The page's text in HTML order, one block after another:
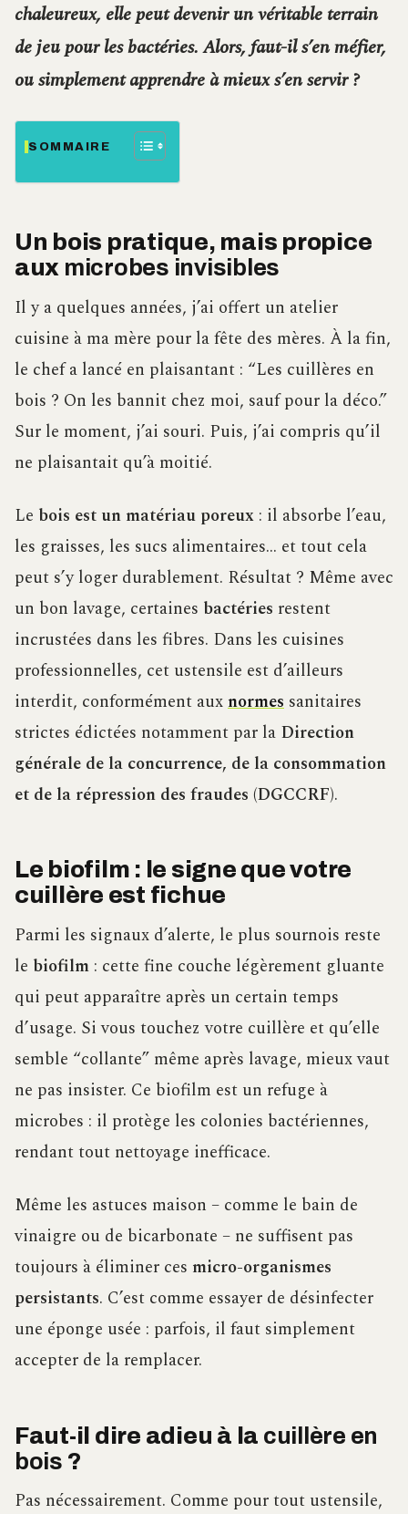
chaleureux, elle peut devenir un véritable terrain
de jeu pour les bactéries. Alors, faut-il s’en méfier,
ou simplement apprendre à mieux s’en servir ?
SOMMAIRE
Un bois pratique, mais propice
aux microbes invisibles
Il y a quelques années, j’ai offert un atelier
cuisine à ma mère pour la fête des mères. À la fin,
le chef a lancé en plaisantant : “Les cuillères en
bois ? On les bannit chez moi, sauf pour la déco.”
Sur le moment, j’ai souri. Puis, j’ai compris qu’il
ne plaisantait qu’à moitié.
Le bois est un matériau poreux : il absorbe l’eau,
les graisses, les sucs alimentaires… et tout cela
peut s’y loger durablement. Résultat ? Même avec
un bon lavage, certaines bactéries restent
incrustées dans les fibres. Dans les cuisines
professionnelles, cet ustensile est d’ailleurs
interdit, conformément auxnormes sanitaires
strictes édictées notamment par la Direction
générale de la concurrence, de la consommation
et de la répression des fraudes (DGCCRF).
Le biofilm : le signe que votre
cuillère est fichue
Parmi les signaux d’alerte, le plus sournois reste
le biofilm : cette fine couche légèrement gluante
qui peut apparaître après un certain temps
d’usage. Si vous touchez votre cuillère et qu’elle
semble “collante” même après lavage, mieux vaut
ne pas insister. Ce biofilm est un refuge à
microbes : il protège les colonies bactériennes,
rendant tout nettoyage inefficace.
Même les astuces maison – comme le bain de
vinaigre ou de bicarbonate – ne suffisent pas
toujours à éliminer ces micro-organismes
persistants. C’est comme essayer de désinfecter
une éponge usée : parfois, il faut simplement
accepter de la remplacer.
Faut-il dire adieu à la cuillère en
bois ?
Pas nécessairement. Comme pour tout ustensile,